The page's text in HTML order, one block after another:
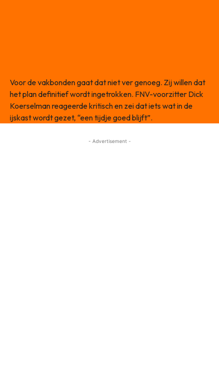
Voor de vakbonden gaat dat niet ver genoeg. Zij willen dat
het plan definitief wordt ingetrokken. FNV-voorzitter Dick
Koerselman reageerde kritisch en zei dat iets wat in de
ijskast wordt gezet, “een tijdje goed blijft”.
- Advertisement -